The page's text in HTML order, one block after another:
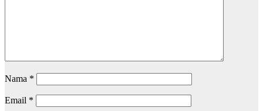
Nama *
Email *